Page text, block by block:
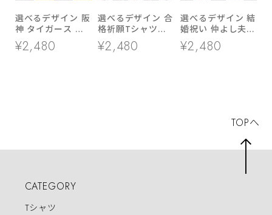
選べるデザイン 阪
神 タイガース 応
援 Tシャツ
ka300-52 スポー
¥2,480
選べるデザイン 合
格祈願Tシャツ
ka500-43 大学受
験 高校受験 半
¥2,480
選べるデザイン 結
婚祝い 仲よし夫婦
Tシャツ ka500-
44 よめ だんな つ
¥2,480
CATEGORY
Tシャツ
TOPへ